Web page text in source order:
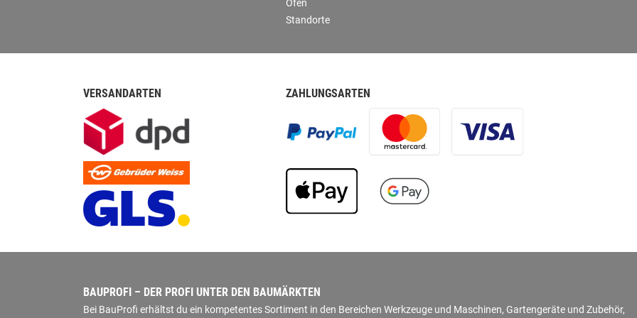
Öfen
Standorte
VERSANDARTEN ZAHLUNGSARTEN
BAUPROFI – DER PROFI UNTER DEN BAUMÄRKTEN
Bei BauProfi erhältst du ein kompetentes Sortiment in den Bereichen Werkzeuge und Maschinen, Gartengeräte und Zubehör,